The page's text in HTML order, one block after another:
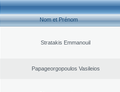
Nom et Prénom
Stratakis Emmanouil
Papageorgopoulos Vasileios